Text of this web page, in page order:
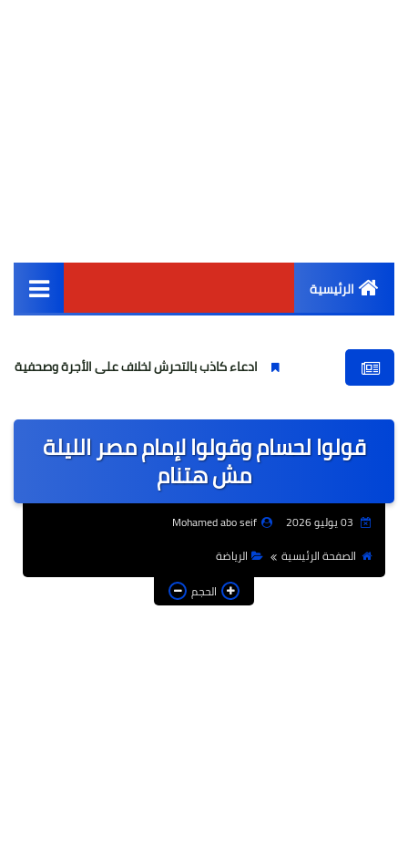
الرئيسية
أخبار مصر
عالمى
الرياضة
حوادث وقضايا
التعليم
ادعاء كاذب بالتحرش لخلاف على الأجرة وصحفية وهمية
قولوا لحسام وقولوا لإمام مصر الليلة
مش هتنام
Mohamed abo seif
الصفحة الرئيسية
الرياضة
الحجم